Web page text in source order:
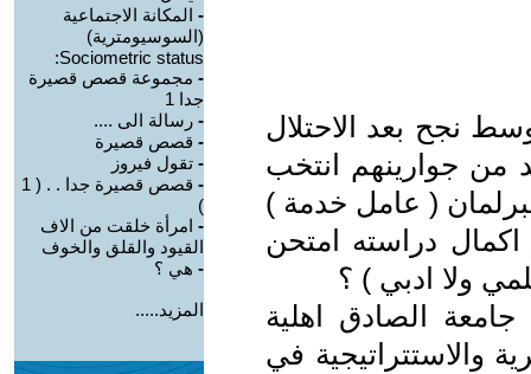
نجح بعد الاحتلال
من جوارينهم ‏انتخب
( عامل خدمة )
‏دراسته امتحن
ولا ادبي ) ؟
جامعة الصادق اهلية
والاستتراتيجية ‏في
- المكانة الاجتماعية
(السوسيومترية)
Sociometric status:
- مجموعة قصص قصيرة
جدا 1
- رسالة الى ....
- قصص قصيرة
- تقول فيروز
-
قصص قصيرة جدا . . ( 1
) ‏
- امرأة خلقت من الاف
القيود والقلق والخوف
- هي ؟
المزيد.....